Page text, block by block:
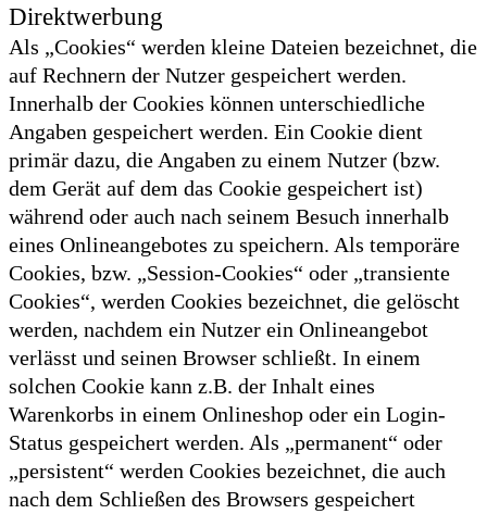
Direktwerbung
Als „Cookies“ werden kleine Dateien bezeichnet, die
auf Rechnern der Nutzer gespeichert werden.
Innerhalb der Cookies können unterschiedliche
Angaben gespeichert werden. Ein Cookie dient
primär dazu, die Angaben zu einem Nutzer (bzw.
dem Gerät auf dem das Cookie gespeichert ist)
während oder auch nach seinem Besuch innerhalb
eines Onlineangebotes zu speichern. Als temporäre
Cookies, bzw. „Session-Cookies“ oder „transiente
Cookies“, werden Cookies bezeichnet, die gelöscht
werden, nachdem ein Nutzer ein Onlineangebot
verlässt und seinen Browser schließt. In einem
solchen Cookie kann z.B. der Inhalt eines
Warenkorbs in einem Onlineshop oder ein Login-
Status gespeichert werden. Als „permanent“ oder
„persistent“ werden Cookies bezeichnet, die auch
nach dem Schließen des Browsers gespeichert